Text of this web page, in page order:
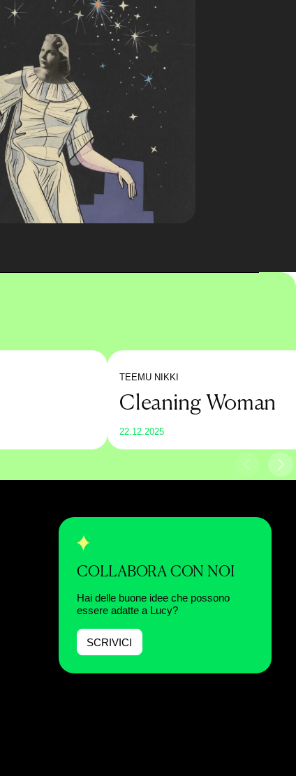
TEEMU NIKKI
Cleaning Woman
22.12.2025
COLLABORA CON NOI
Hai delle buone idee che possono
essere adatte a Lucy?
SCRIVICI